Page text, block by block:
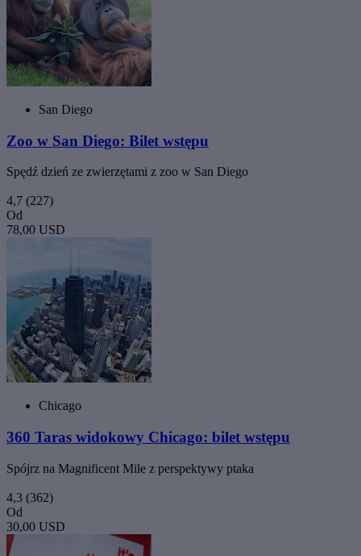
San Diego
Zoo w San Diego: Bilet wstępu
Spędź dzień ze zwierzętami z zoo w San Diego
4,7 (227)
Od
78,00 USD
Chicago
360 Taras widokowy Chicago: bilet wstępu
Spójrz na Magnificent Mile z perspektywy ptaka
4,3 (362)
Od
30,00 USD